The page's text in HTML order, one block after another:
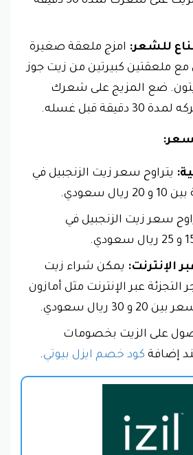
للشعر: امزج ملعقة صغيرة
مع ملعقتين كبيرتين من زيت جوز
ضع المزيج على شعرك
قبل غسله.
يتراوح سعر زيت الزنجبيل في
سعودي.
سعر زيت الزنجبيل في
الإنترنت: يمكن شراء زيت
التجزئة عبر الإنترنت مثل أمازون
ريال سعودي.
على الزيت بخصومات
إضافة كود خصم ايزل بيوتي.